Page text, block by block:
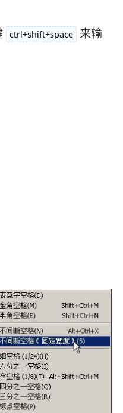
ctrl+shift+space 来输